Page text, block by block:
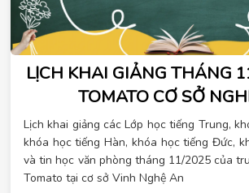
LỊCH KHAI GIẢNG THÁNG
TOMATO CƠ SỞ
Lịch khai giảng các Lớp học tiếng Trung,
khóa học tiếng Hàn, khóa học tiếng Đức,
và tin học văn phòng tháng 11/2025 của
Tomato tại cơ sở Vinh Nghệ An